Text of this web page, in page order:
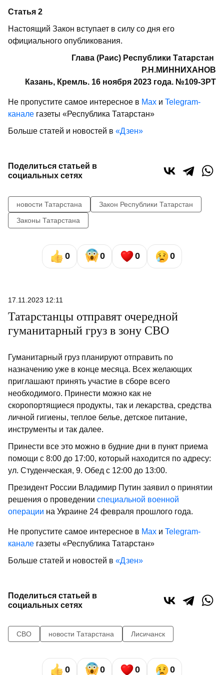
Статья 2
Настоящий Закон вступает в силу со дня его
официального опубликования.
Глава (Раис) Республики Татарстан
Р.Н.МИННИХАНОВ
Казань, Кремль. 16 ноября 2023 года. №109-ЗРТ
Не пропустите самое интересное в Max и Telegram-
канале газеты «Республика Татарстан»
Больше статей и новостей в «Дзен»
Поделиться статьей в
социальных сетях
новости Татарстана
Закон Республики Татарстан
Законы Татарстана
0 0 0 0
17.11.2023 12:11
Татарстанцы отправят очередной
гуманитарный груз в зону СВО
Гуманитарный груз планируют отправить по
назначению уже в конце месяца. Всех желающих
приглашают принять участие в сборе всего
необходимого. Принести можно как не
скоропортящиеся продукты, так и лекарства, средства
личной гигиены, теплое белье, детское питание,
инструменты и так далее.
Принести все это можно в будние дни в пункт приема
помощи с 8:00 до 17:00, который находится по адресу:
ул. Студенческая, 9. Обед с 12:00 до 13:00.
Президент России Владимир Путин заявил о принятии
решения о проведении специальной военной
операции на Украине 24 февраля прошлого года.
Не пропустите самое интересное в Max и Telegram-
канале газеты «Республика Татарстан»
Больше статей и новостей в «Дзен»
Поделиться статьей в
социальных сетях
СВО новости Татарстана Лисичанск
0 0 0 0